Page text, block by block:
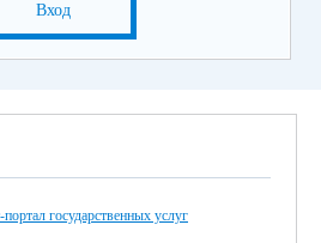
Вход
государственных услуг